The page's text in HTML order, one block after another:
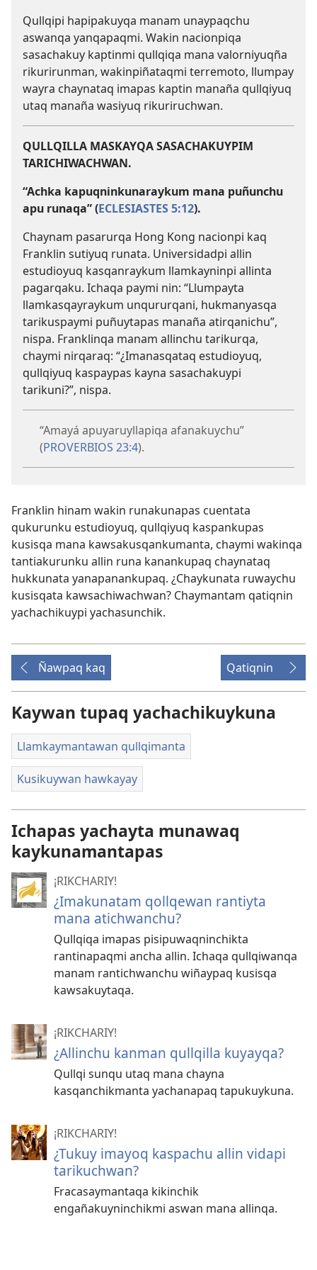
Qullqipi hapipakuyqa manam unaypaqchu
aswanqa yanqapaqmi. Wakin nacionpiqa
sasachakuy kaptinmi qullqiqa mana valorniyuqña
rikurirunman, wakinpiñataqmi terremoto, llumpay
wayra chaynataq imapas kaptin manaña qullqiyuq
utaq manaña wasiyuq rikuriruchwan.
QULLQILLA MASKAYQA SASACHAKUYPIM
TARICHIWACHWAN.
“Achka kapuqninkunaraykum mana puñunchu
apu runaqa” (ECLESIASTES 5:12).
Chaynam pasarurqa Hong Kong nacionpi kaq
Franklin sutiyuq runata. Universidadpi allin
estudioyuq kasqanraykum llamkayninpi allinta
pagarqaku. Ichaqa paymi nin: “Llumpayta
llamkasqayraykum unqururqani, hukmanyasqa
tarikuspaymi puñuytapas manaña atirqanichu”,
nispa. Franklinqa manam allinchu tarikurqa,
chaymi nirqaraq: “¿Imanasqataq estudioyuq,
qullqiyuq kaspaypas kayna sasachakuypi
tarikuni?”, nispa.
“Amayá apuyaruyllapiqa afanakuychu”
(PROVERBIOS 23:4).
Franklin hinam wakin runakunapas cuentata
qukurunku estudioyuq, qullqiyuq kaspankupas
kusisqa mana kawsakusqankumanta, chaymi wakinqa
tantiakurunku allin runa kanankupaq chaynataq
hukkunata yanapanankupaq. ¿Chaykunata ruwaychu
kusisqata kawsachiwachwan? Chaymantam qatiqnin
yachachikuypi yachasunchik.
Ñawpaq kaq Qatiqnin
Kaywan tupaq yachachikuykuna
Llamkaymantawan qullqimanta
Kusikuywan hawkayay
Ichapas yachayta munawaq
kaykunamantapas
¡RIKCHARIY!
¿Imakunatam qollqewan rantiyta
mana atichwanchu?
Qullqiqa imapas pisipuwaqninchikta
rantinapaqmi ancha allin. Ichaqa qullqiwanqa
manam rantichwanchu wiñaypaq kusisqa
kawsakuytaqa.
¡RIKCHARIY!
¿Allinchu kanman qullqilla kuyayqa?
Qullqi sunqu utaq mana chayna
kasqanchikmanta yachanapaq tapukuykuna.
¡RIKCHARIY!
¿Tukuy imayoq kaspachu allin vidapi
tarikuchwan?
Fracasaymantaqa kikinchik
engañakuyninchikmi aswan mana allinqa.